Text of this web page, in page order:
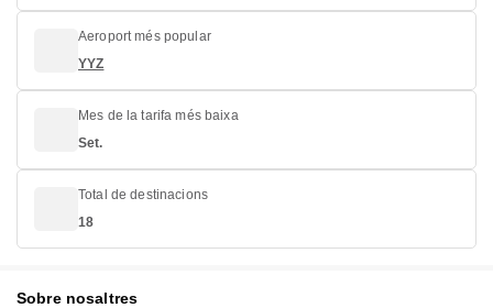
Aeroport més popular
YYZ
Mes de la tarifa més baixa
Set.
Total de destinacions
18
Sobre nosaltres